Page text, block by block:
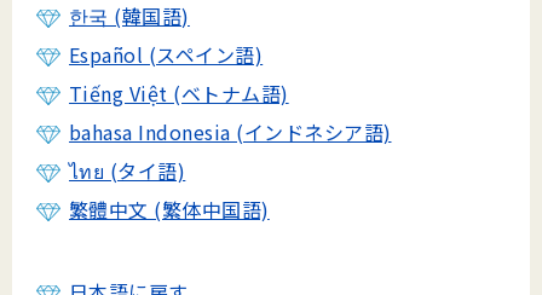
한국 (韓国語)
Español (スペイン語)
Tiếng Việt (ベトナム語)
bahasa Indonesia (インドネシア語)
ไทย (タイ語)
繁體中文 (繁体中国語)